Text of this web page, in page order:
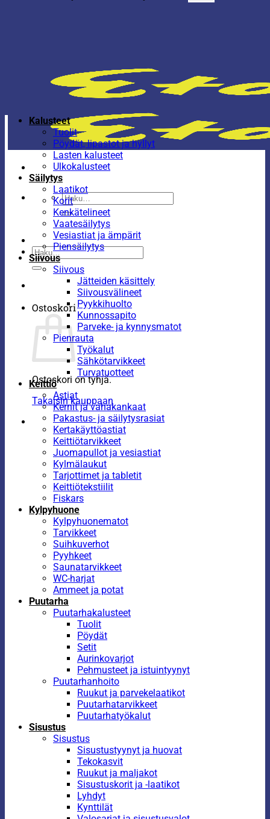
Etsi:
Etsi:
Ostoskori
Ostoskori on tyhjä.
Takaisin kauppaan
Kalusteet
Tuolit
Pöydät, lipastot ja hyllyt
Lasten kalusteet
Ulkokalusteet
Säilytys
Laatikot
Korit
Kenkätelineet
Vaatesäilytys
Vesiastiat ja ämpärit
Piensäilytys
Siivous
Siivous
Jätteiden käsittely
Siivousvälineet
Pyykkihuolto
Kunnossapito
Parveke- ja kynnysmatot
Pienrauta
Työkalut
Sähkötarvikkeet
Turvatuotteet
Keittiö
Astiat
Kernit ja vahakankaat
Pakastus- ja säilytysrasiat
Kertakäyttöastiat
Keittiötarvikkeet
Juomapullot ja vesiastiat
Kylmälaukut
Tarjottimet ja tabletit
Keittiötekstiilit
Fiskars
Kylpyhuone
Kylpyhuonematot
Tarvikkeet
Suihkuverhot
Pyyhkeet
Saunatarvikkeet
WC-harjat
Ammeet ja potat
Puutarha
Puutarhakalusteet
Tuolit
Pöydät
Setit
Aurinkovarjot
Pehmusteet ja istuintyynyt
Puutarhanhoito
Ruukut ja parvekelaatikot
Puutarhatarvikkeet
Puutarhatyökalut
Sisustus
Sisustus
Sisustustyynyt ja huovat
Tekokasvit
Ruukut ja maljakot
Sisustuskorit ja -laatikot
Lyhdyt
Kynttilät